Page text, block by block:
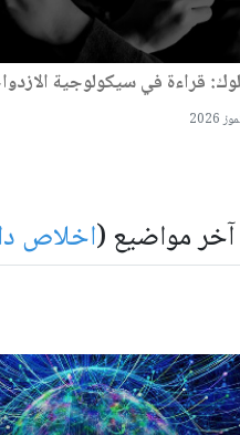
قراءة في سيكولوجية
آخر مواضيع (اخلاص